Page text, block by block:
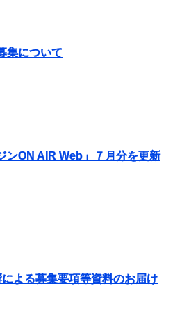
集について
ンON AIR Web」７月分を更新
よる募集要項等資料のお届け